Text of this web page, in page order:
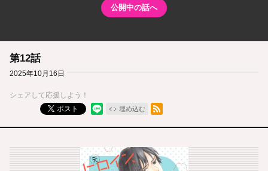
公開中の話へ
第12話
2025年10月16日
シェアして応援しよう！
ポスト
埋め込む
RSSフィード